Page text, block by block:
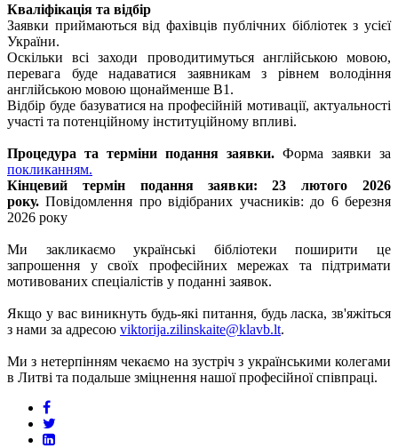
Кваліфікація та відбір
Заявки приймаються від фахівців публічних бібліотек з усієї
України.
Оскільки всі заходи проводитимуться англійською мовою,
перевага буде надаватися заявникам з рівнем володіння
англійською мовою щонайменше B1.
Відбір буде базуватися на професійній мотивації, актуальності
участі та потенційному інституційному впливі.
Процедура та терміни подання заявки. Форма заявки за
покликанням.
Кінцевий термін подання заявки: 23 лютого 2026
року.Повідомлення про відібраних учасників: до 6 березня
2026 року
Ми закликаємо українські бібліотеки поширити це
запрошення у своїх професійних мережах та підтримати
мотивованих спеціалістів у поданні заявок.
Якщо у вас виникнуть будь-які питання, будь ласка, зв'яжіться
з нами за адресою viktorija.zilinskaite@klavb.lt.
Ми з нетерпінням чекаємо на зустріч з українськими колегами
в Литві та подальше зміцнення нашої професійної співпраці.